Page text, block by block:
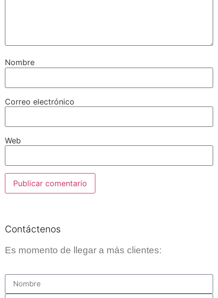
Nombre
Correo electrónico
Web
Contáctenos
Es momento de llegar a más clientes: